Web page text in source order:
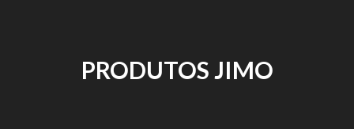
PRODUTOS JIMO